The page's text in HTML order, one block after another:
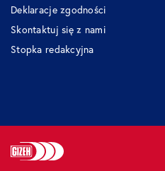
Deklaracje zgodności
Skontaktuj się z nami
Stopka redakcyjna